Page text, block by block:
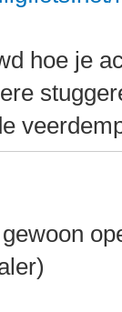
hoe je